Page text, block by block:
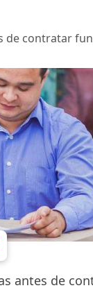
de contratar
antes de